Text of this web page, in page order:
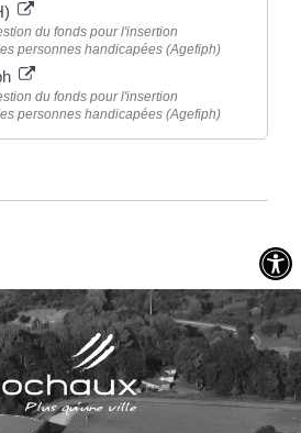
du fonds pour l'insertion
personnes handicapées (Agefiph)
du fonds pour l'insertion
personnes handicapées (Agefiph)